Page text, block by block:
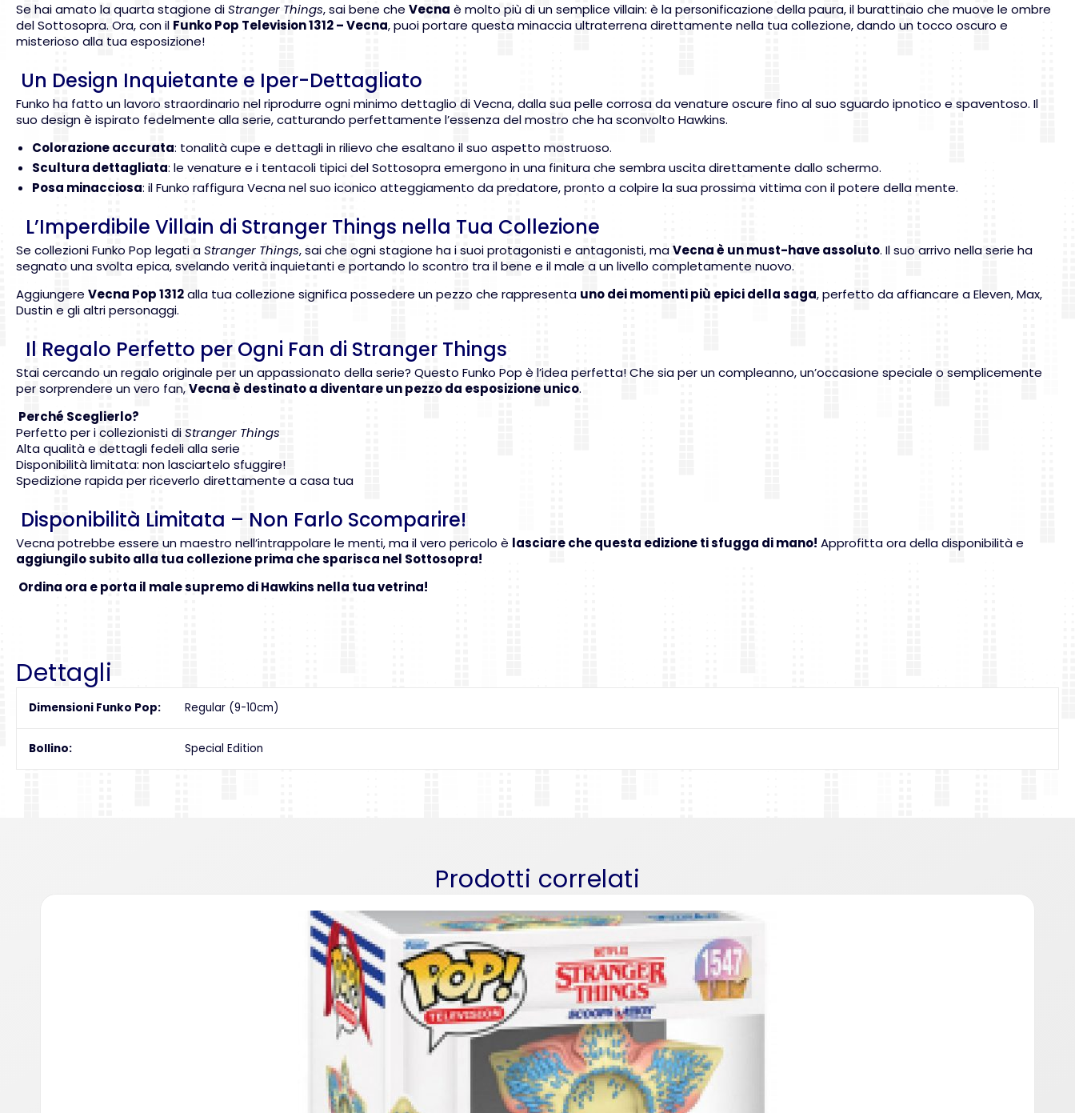
Se hai amato la quarta stagione diStranger Things, sai bene che Vecna è molto più di un semplice villain: è la personificazione della paura, il burattinaio che muove le ombre
del Sottosopra. Ora, con il Funko Pop Television 1312 – Vecna, puoi portare questa minaccia ultraterrena direttamente nella tua collezione, dando un tocco oscuro e
misterioso alla tua esposizione!
Un Design Inquietante e Iper-Dettagliato
Funko ha fatto un lavoro straordinario nel riprodurre ogni minimo dettaglio di Vecna, dalla sua pelle corrosa da venature oscure fino al suo sguardo ipnotico e spaventoso. Il
suo design è ispirato fedelmente alla serie, catturando perfettamente l’essenza del mostro che ha sconvolto Hawkins.
Colorazione accurata: tonalità cupe e dettagli in rilievo che esaltano il suo aspetto mostruoso.
Scultura dettagliata: le venature e i tentacoli tipici del Sottosopra emergono in una finitura che sembra uscita direttamente dallo schermo.
Posa minacciosa: il Funko raffigura Vecna nel suo iconico atteggiamento da predatore, pronto a colpire la sua prossima vittima con il potere della mente.
L’Imperdibile Villain di Stranger Things nella Tua Collezione
Se collezioni Funko Pop legati aStranger Things, sai che ogni stagione ha i suoi protagonisti e antagonisti, maVecna è un must-have assoluto. Il suo arrivo nella serie ha
segnato una svolta epica, svelando verità inquietanti e portando lo scontro tra il bene e il male a un livello completamente nuovo.
Aggiungere Vecna Pop 1312alla tua collezione significa possedere un pezzo che rappresenta uno dei momenti più epici della saga, perfetto da affiancare a Eleven, Max,
Dustin e gli altri personaggi.
Il Regalo Perfetto per Ogni Fan di Stranger Things
Stai cercando un regalo originale per un appassionato della serie? Questo Funko Pop è l’idea perfetta! Che sia per un compleanno, un’occasione speciale o semplicemente
per sorprendere un vero fan,Vecna è destinato a diventare un pezzo da esposizione unico.
Perché Sceglierlo?
Perfetto per i collezionisti diStranger Things
Alta qualità e dettagli fedeli alla serie
Disponibilità limitata: non lasciartelo sfuggire!
Spedizione rapida per riceverlo direttamente a casa tua
Disponibilità Limitata – Non Farlo Scomparire!
Vecna potrebbe essere un maestro nell’intrappolare le menti, ma il vero pericolo è lasciare che questa edizione ti sfugga di mano! Approfitta ora della disponibilità e
aggiungilo subito alla tua collezione prima che sparisca nel Sottosopra!
Ordina ora e porta il male supremo di Hawkins nella tua vetrina!
Dettagli
Dimensioni Funko Pop Regular (9-10cm)
Bollino Special Edition
Prodotti correlati